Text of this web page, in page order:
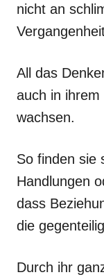
nicht an
All das
auch in ihrem
wachsen.
So finden sie
Handlungen
dass
die
Durch ihr